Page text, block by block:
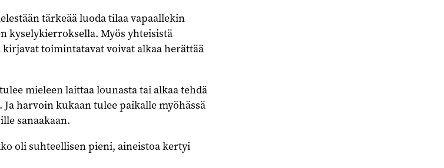
tärkeää luoda tilaa vapaallekin
kyselykierroksella. Myös yhteisistä
toimintatavat voivat alkaa herättää
mieleen laittaa lounasta tai alkaa tehdä
harvoin kukaan tulee paikalle myöhässä
sanaakaan.
oli suhteellisen pieni, aineistoa kertyi